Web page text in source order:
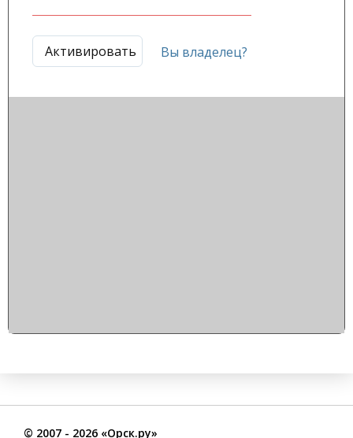
Активировать Вы владелец?
© 2007 - 2026 «Орск.ру»